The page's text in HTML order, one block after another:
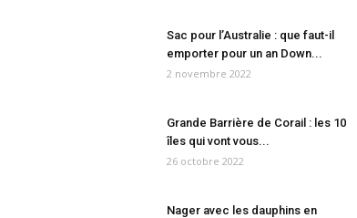
Sac pour l’Australie : que faut-il
emporter pour un an Down...
2 novembre 2022
Grande Barrière de Corail : les 10
îles qui vont vous...
26 octobre 2022
Nager avec les dauphins en